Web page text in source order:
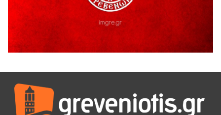
“ΠΟΛΙΤΙΣΤΙΚΟ ΚΑΛΟΚΑΙΡΙ 2026”: Η MARSEAUX LIVE στα
Γρεβενά.
6 Αυγούστου 2026
Υπογραφή Μνημονίου Συνεργασίας του Πανεπιστημίου
6 Αυγούστου 2026
Σε απόγνωση λόγω αδέσποτων
6 Αυγούστου 2026